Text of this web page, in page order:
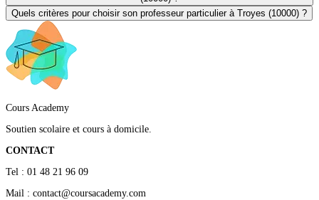
Quels critères pour choisir son professeur particulier à Troyes (10000) ?
Cours Academy
Soutien scolaire et cours à domicile.
CONTACT
Tel : 01 48 21 96 09
Mail : contact@coursacademy.com